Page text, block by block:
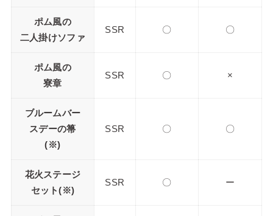
ポム風の
二人掛けソファ
SSR 〇 〇
ポム風の
寮章
SSR 〇 ×
ブルームバー
スデーの箒
(※)
SSR 〇 〇
花火ステージ
セット(※)
SSR 〇 ー